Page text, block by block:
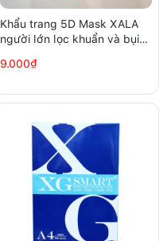
Khẩu trang 5D Mask XALA
người lớn lọc khuẩn và bụi
9.000₫